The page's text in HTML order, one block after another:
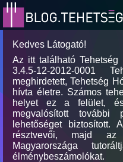
Kedves Látogató!
Az itt található
3.4.5-12-2012-0001
meghirdetett, Tehetség
hívta életre. Számos
helyet ez a felület,
megvalósított további
lehetőséget biztosított.
résztvevői, majd az
Magyarországa
élménybeszámolókat.